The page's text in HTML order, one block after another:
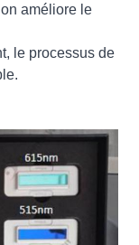
améliore le
le processus de